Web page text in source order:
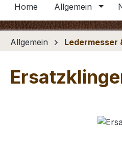
Home Allgemein
Allgemein Ledermesser
Bildergalerie überspringen